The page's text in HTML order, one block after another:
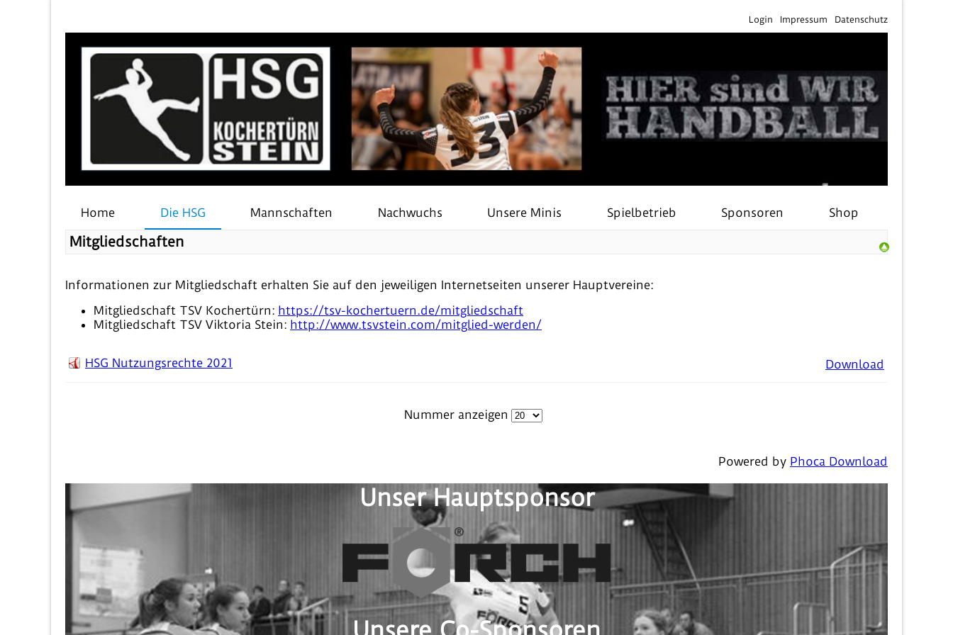
Login Impressum Datenschutz
Home Die HSG Mannschaften Nachwuchs Unsere Minis Spielbetrieb Sponsoren Shop
Mitgliedschaften
Informationen zur Mitgliedschaft erhalten Sie auf den jeweiligen Internetseiten unserer Hauptvereine:
Mitgliedschaft TSV Kochertürn: https://tsv-kochertuern.de/mitgliedschaft
Mitgliedschaft TSV Viktoria Stein: http://www.tsvstein.com/mitglied-werden/
HSG Nutzungsrechte 2021 Download
Nummer anzeigen
Powered by Phoca Download
Unser Hauptsponsor